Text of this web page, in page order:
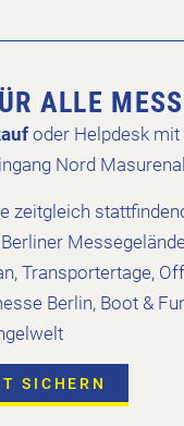
ALLE
oder Helpdesk mit
Nord
zeitgleich
Transportertage,
Berlin, Boot &
SICHERN